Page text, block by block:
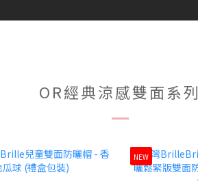
OR經典涼感雙面系列
NEW